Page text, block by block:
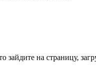
на страницу,